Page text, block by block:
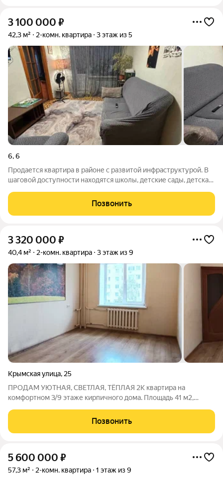
3 100 000 ₽
42,3 м² 2-комн. квартира 3 этаж из 5
6,6
Продается квартира в районе с развитой инфраструктурой. В
шаговой доступности находятся школы, детские сады, детская
центры, остановка общественного транспорта, маркетплейсы.
Квартира
Позвонить
3 320 000 ₽
40,4 м² 2-комн. квартира 3 этаж из 9
Крымская улица, 25
ПРОДАМ УЮТНАЯ, СВЕТЛАЯ, ТЁПЛАЯ 2К квартира на
комфортном 3/9 этаже кирпичного дома. Площадь 41 м2,
территория благоустроена, современная детская площадка.
Развитая инфраструктура: детские сады,
Позвонить
5 600 000 ₽
57,3 м² 2-комн. квартира 1 этаж из 9